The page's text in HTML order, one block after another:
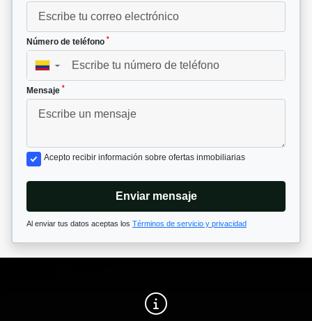
Número de teléfono *
▼
Mensaje *
Acepto recibir información sobre ofertas inmobiliarias
Enviar mensaje
Al enviar tus datos aceptas los Términos de servicio y privacidad